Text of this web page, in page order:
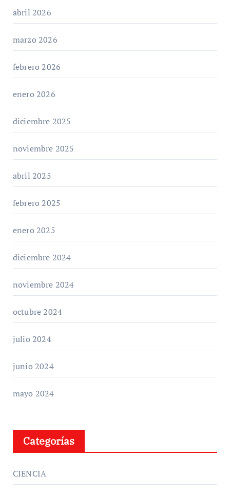
abril 2026
marzo 2026
febrero 2026
enero 2026
diciembre 2025
noviembre 2025
abril 2025
febrero 2025
enero 2025
diciembre 2024
noviembre 2024
octubre 2024
julio 2024
junio 2024
mayo 2024
Categorías
CIENCIA